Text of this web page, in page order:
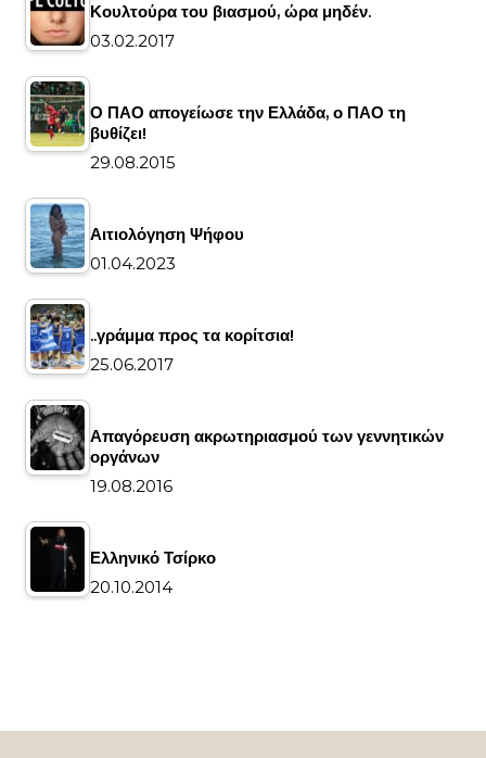
Κουλτούρα του βιασμού, ώρα μηδέν.
03.02.2017
Ο ΠΑΟ απογείωσε την Ελλάδα, ο ΠΑΟ τη
βυθίζει!
29.08.2015
Αιτιολόγηση Ψήφου
01.04.2023
..γράμμα προς τα κορίτσια!
25.06.2017
Απαγόρευση ακρωτηριασμού των γεννητικών
οργάνων
19.08.2016
Ελληνικό Τσίρκο
20.10.2014